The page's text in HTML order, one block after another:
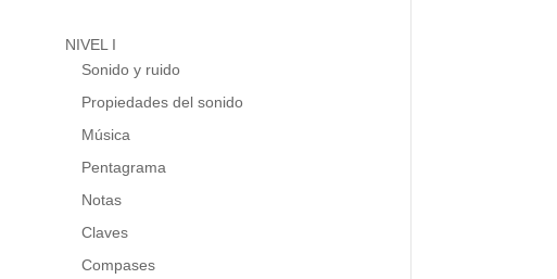
NIVEL I
Sonido y ruido
Propiedades del sonido
Música
Pentagrama
Notas
Claves
Compases